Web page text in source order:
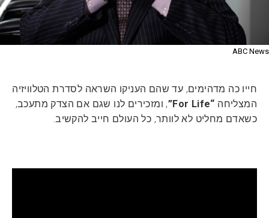
ABC News
חייו כה מדהימים, עד שהם העניקו השראה לסדרת הטלוויזיה
המצליחה “For Life”
, ומזכירים לנו שגם אם הצדק מתעכב,
כשאדם מחליט לא לוותר, כל העולם חייב להקשיב.